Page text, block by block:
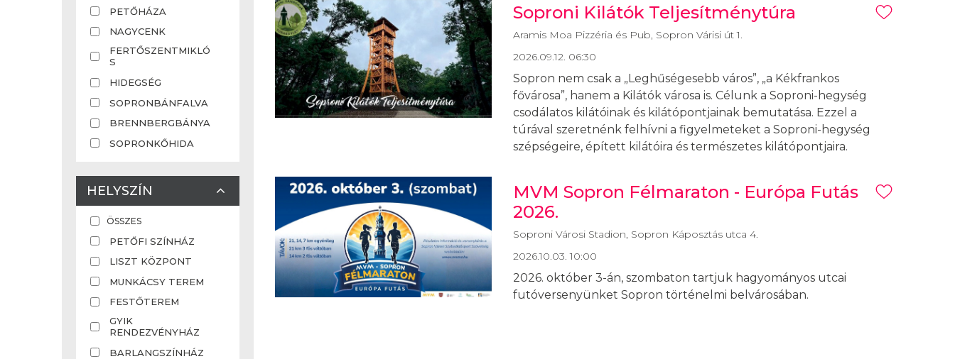
PETŐHÁZA
NAGYCENK
FERTŐSZENTMIKLÓ
S
HIDEGSÉG
SOPRONBÁNFALVA
BRENNBERGBÁNYA
SOPRONKŐHIDA
HELYSZÍN
ÖSSZES
PETŐFI SZÍNHÁZ
LISZT KÖZPONT
MUNKÁCSY TEREM
FESTŐTEREM
GYIK
RENDEZVÉNYHÁZ
BARLANGSZÍNHÁZ
Soproni Kilátók Teljesítménytúra
Aramis Moa Pizzéria és Pub, Sopron Várisi út 1.
2026.09.12. 06:30
Sopron nem csak a „Leghűségesebb város”, „a Kékfrankos
fővárosa”, hanem a Kilátók városa is. Célunk a Soproni-hegység
csodálatos kilátóinak és kilátópontjainak bemutatása. Ezzel a
túrával szeretnénk felhívni a figyelmeteket a Soproni-hegység
szépségeire, épített kilátóira és természetes kilátópontjaira.
MVM Sopron Félmaraton - Európa Futás
2026.
Soproni Városi Stadion, Sopron Káposztás utca 4.
2026.10.03. 10:00
2026. október 3-án, szombaton tartjuk hagyományos utcai
futóversenyünket Sopron történelmi belvárosában.